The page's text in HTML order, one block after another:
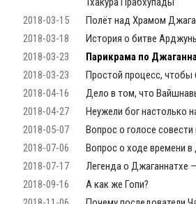
2018-03-15
Полёт над Храмом
2018-03-18
История о битве
2018-03-23
Парикрама по
2018-03-23
Простой процесс, чтобы
2018-04-16
Дело в том, что
2018-04-27
Неужели бог настолько
2018-05-07
Вопрос о голосе совести
2018-07-06
Вопрос о ходе времени
2018-07-17
Легенда о Джаганнатхе
2018-09-16
А как же Гопи?